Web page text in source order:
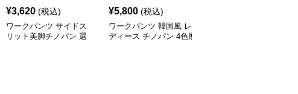
¥3,620 (税込)
ワークパンツ サイドス
リット美脚チノパン 選
¥5,800 (税込)
ワークパンツ 韓国風 レ
ディース チノパン 4色展